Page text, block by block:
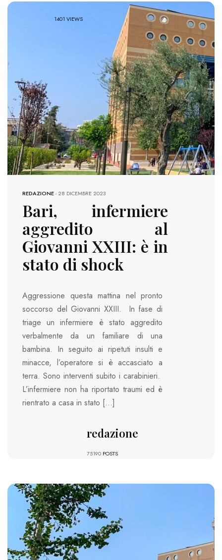
1401 VIEWS
REDAZIONE-28 DICEMBRE 2023
Bari, infermiere
aggredito al
Giovanni XXIII: è in
stato di shock
Aggressione questa mattina nel pronto
soccorso del Giovanni XXIII. In fase di
triage un infermiere è stato aggredito
verbalmente da un familiare di una
bambina. In seguito ai ripetuti insulti e
minacce, l’operatore si è accasciato a
terra. Sono interventi subito i carabinieri.
L’infermiere non ha riportato traumi ed è
rientrato a casa in stato […]
redazione
75190 POSTS
1195 VIEWS